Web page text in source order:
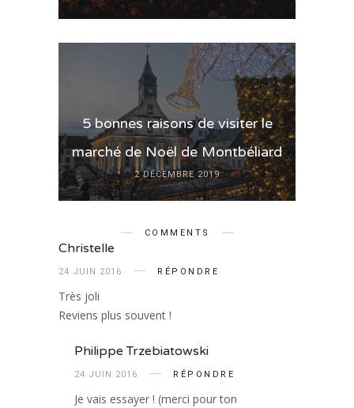
5 bonnes raisons de visiter le
marché de Noël de Montbéliard
2 DÉCEMBRE 2019
COMMENTS
Christelle
24 JUIN 2016 RÉPONDRE
Très joli
Reviens plus souvent !
Philippe Trzebiatowski
24 JUIN 2016 RÉPONDRE
Je vais essayer ! (merci pour ton